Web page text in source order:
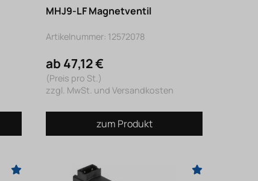
MHJ9-LF Magnetventil
Artikelnummer: 12572078
ab 47,12 €
(Preis pro St.)
zzgl. MwSt. und Versandkosten
zum Produkt